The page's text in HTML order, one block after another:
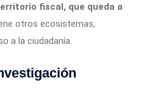
fiscal, que queda a
otros ecosistemas,
a la ciudadanía.